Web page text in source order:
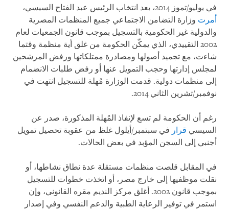
في يوليو/تموز 2014، بعد انتخاب الرئيس عبد الفتاح السيسي،
أمرت وزارة التضامن الاجتماعي جميع المنظمات المصرية
والدولية غير الحكومية بالتسجيل بموجب قانون الجمعيات لعام
2002 التقييدي، الذي يمكّن الحكومة من غلق أية منظمة وقتما
شاءت، مع تجميد أصولها ومصادرة ممتلكاتها ورفض المرشحين
لمجلس إدارتها وحجب التمويل عنها أو رفض طلبات الانضمام
إلى منظمات دولية. قدمت الوزارة مُهلة للتسجيل انتهت في
نوفمبر/تشرين الثاني 2014.
رغم أن الحكومة لم تسع لإنفاذ المُهلة المذكورة، صدر عن
السيسي قرار في سبتمبر/أيلول غلظ من عقوبة تحصيل تمويل
أجنبي إلى السجن المؤبد في بعض الحالات.
في المقابل قلصت منظمات مستقلة عدة نطاق نشاطها، أو
نقلت موظفيها إلى خارج مصر، أو اتخذت خطوات للتسجيل
بموجب قانون 2002. أغلق مركز النديم مقره القانوني، وإن
استمر في توفير الرعاية الطبية والدعم النفسي وفي إصدار